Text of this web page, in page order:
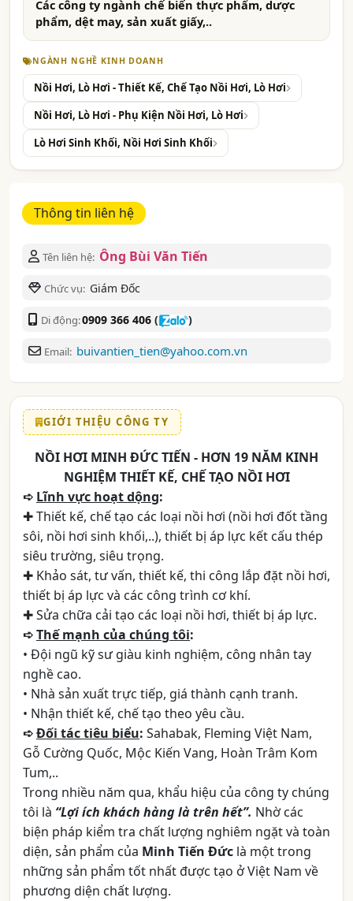
Các công ty ngành chế biến thực phẩm, dược
phẩm, dệt may, sản xuất giấy,..
NGÀNH NGHỀ KINH DOANH
Nồi Hơi, Lò Hơi - Thiết Kế, Chế Tạo Nồi Hơi, Lò Hơi
Nồi Hơi, Lò Hơi - Phụ Kiện Nồi Hơi, Lò Hơi
Lò Hơi Sinh Khối, Nồi Hơi Sinh Khối
Thông tin liên hệ
Tên liên hệ: Ông Bùi Văn Tiến
Chức vụ: Giám Đốc
Di động:0909 366 406 ( )
Email: buivantien_tien@yahoo.com.vn
GIỚI THIỆU CÔNG TY
NỒI HƠI MINH ĐỨC TIẾN - HƠN 19 NĂM KINH
NGHIỆM THIẾT KẾ, CHẾ TẠO NỒI HƠI
➪ Lĩnh vực hoạt dộng:
✚ Thiết kế, chế tạo các loại nồi hơi (nồi hơi đốt tầng
sôi, nồi hơi sinh khối,..), thiết bị áp lực kết cấu thép
siêu trường, siêu trọng.
✚ Khảo sát, tư vấn, thiết kế, thi công lắp đặt nồi hơi,
thiết bị áp lực và các công trình cơ khí.
✚ Sửa chữa cải tạo các loại nồi hơi, thiết bị áp lực.
➪Thế mạnh của chúng tôi:
• Đội ngũ kỹ sư giàu kinh nghiệm, công nhân tay
nghề cao.
• Nhà sản xuất trực tiếp, giá thành cạnh tranh.
• Nhận thiết kế, chế tạo theo yêu cầu.
➪Đối tác tiêu biểu: Sahabak, Fleming Việt Nam,
Gỗ Cường Quốc, Mộc Kiến Vang, Hoàn Trâm Kom
Tum,..
Trong nhiều năm qua, khẩu hiệu của công ty chúng
tôi là “Lợi ích khách hàng là trên hết”. Nhờ các
biện pháp kiểm tra chất lượng nghiêm ngặt và toàn
diện, sản phẩm của Minh Tiến Đức là một trong
những sản phẩm tốt nhất được tạo ở Việt Nam về
phương diện chất lượng.